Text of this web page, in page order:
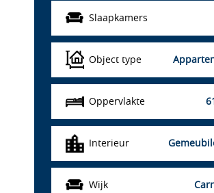
Slaapkamers
Object type
Oppervlakte
Interieur
Wijk